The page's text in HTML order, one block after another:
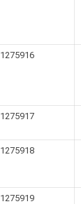
1275916
1275917
1275918
1275919